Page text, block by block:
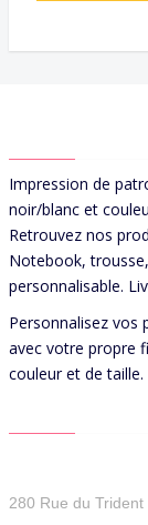
Impression de
noir/blanc et
Retrouvez nos
Notebook,
personnalisable.
Personnalisez
avec votre propre
couleur et de taille.
280 Rue du Trident